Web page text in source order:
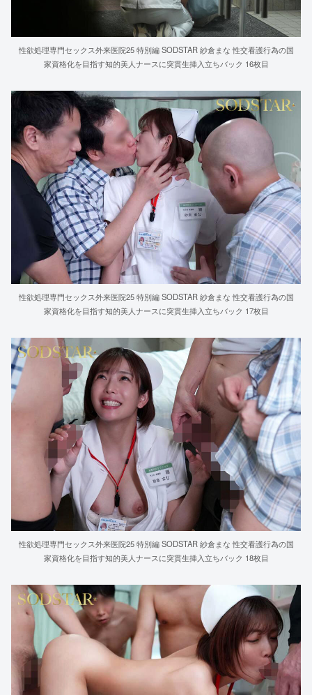
性欲処理専門セックス外来医院25 特別編 SODSTAR 紗倉まな 性交看護行為の国
家資格化を目指す知的美人ナースに突貫生挿入立ちバック 16枚目
性欲処理専門セックス外来医院25 特別編 SODSTAR 紗倉まな 性交看護行為の国
家資格化を目指す知的美人ナースに突貫生挿入立ちバック 17枚目
性欲処理専門セックス外来医院25 特別編 SODSTAR 紗倉まな 性交看護行為の国
家資格化を目指す知的美人ナースに突貫生挿入立ちバック 18枚目